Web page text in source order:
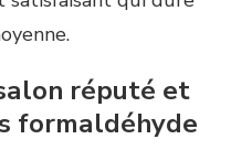
réputé et
formaldéhyde